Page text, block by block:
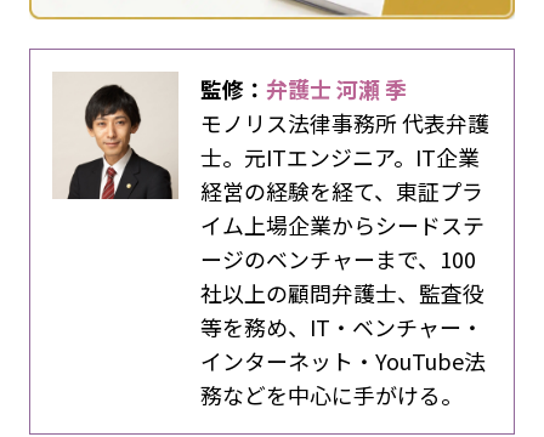
監修：弁護士 河瀬 季
モノリス法律事務所 代表弁護
士。元ITエンジニア。IT企業
経営の経験を経て、東証プラ
イム上場企業からシードステ
ージのベンチャーまで、100
社以上の顧問弁護士、監査役
等を務め、IT・ベンチャー・
インターネット・YouTube法
務などを中心に手がける。